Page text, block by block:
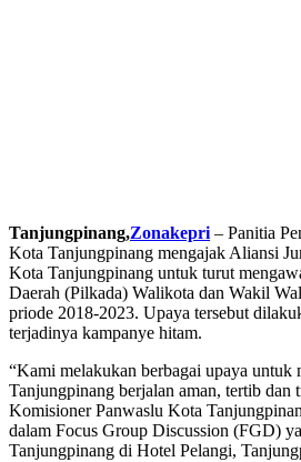
Tanjungpinang,Zonakepri – Panitia
Kota Tanjungpinang mengajak Aliansi
Kota Tanjungpinang untuk turut
Daerah (Pilkada) Walikota dan Wakil
priode 2018-2023. Upaya tersebut
terjadinya kampanye hitam.
“Kami melakukan berbagai upaya untuk
Tanjungpinang berjalan aman, tertib dan
Komisioner Panwaslu Kota
dalam Focus Group Discussion (FGD)
Tanjungpinang di Hotel Pelangi,